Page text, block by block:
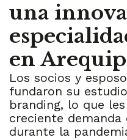
una
en
Los socios y
fundaron su
branding, lo que
creciente
durante la